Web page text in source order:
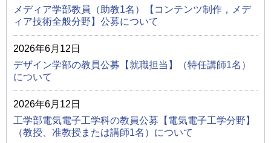
メディア学部教員（助教1名）【コンテンツ制作，メデ
ィア技術全般分野】公募について
2026年6月12日
デザイン学部の教員公募【就職担当】（特任講師1名）
について
2026年6月12日
工学部電気電子工学科の教員公募【電気電子工学分野】
（教授、准教授または講師1名）について